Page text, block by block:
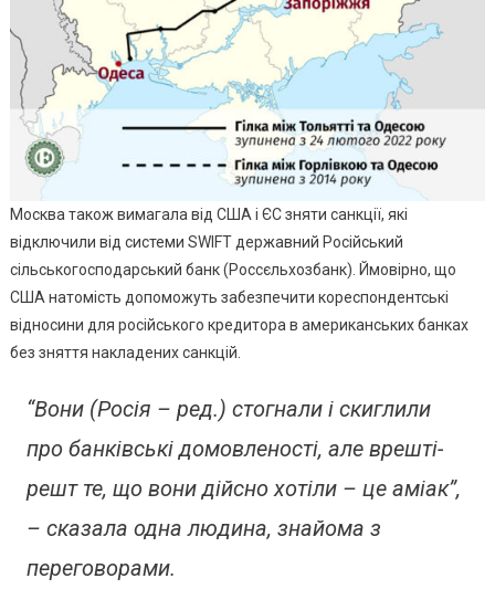
Москва також вимагала від США і ЄС зняти санкції, які
відключили від системи SWIFT державний Російський
сільськогосподарський банк (Россєльхозбанк). Ймовірно, що
США натомість допоможуть забезпечити кореспондентські
відносини для російського кредитора в американських банках
без зняття накладених санкцій.
“Вони (Росія – ред.) стогнали і скиглили
про банківські домовленості, але врешті-
решт те, що вони дійсно хотіли – це аміак”,
– сказала одна людина, знайома з
переговорами.